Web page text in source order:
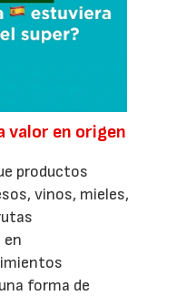
valor en origen
productos
vinos, mieles,
en
forma de